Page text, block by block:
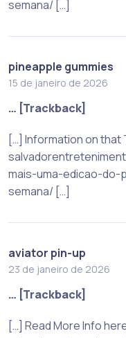
semana/ […]
pineapple gummies
15 de janeiro de 2026
… [Trackback]
[…] Information on that
mais-uma-edicao-
semana/ […]
aviator pin-up
23 de janeiro de 2026
… [Trackback]
[…] Read More Info